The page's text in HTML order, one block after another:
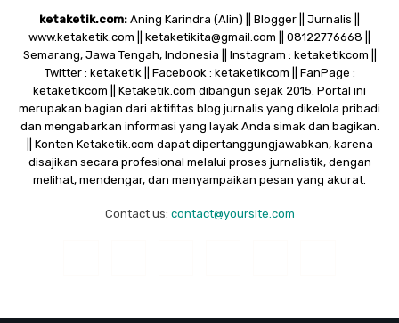
ketaketik.com: Aning Karindra (Alin) || Blogger || Jurnalis ||
www.ketaketik.com || ketaketikita@gmail.com || 08122776668 ||
Semarang, Jawa Tengah, Indonesia || Instagram : ketaketikcom ||
Twitter : ketaketik || Facebook : ketaketikcom || FanPage :
ketaketikcom || Ketaketik.com dibangun sejak 2015. Portal ini
merupakan bagian dari aktifitas blog jurnalis yang dikelola pribadi
dan mengabarkan informasi yang layak Anda simak dan bagikan.
|| Konten Ketaketik.com dapat dipertanggungjawabkan, karena
disajikan secara profesional melalui proses jurnalistik, dengan
melihat, mendengar, dan menyampaikan pesan yang akurat.
Contact us: contact@yoursite.com